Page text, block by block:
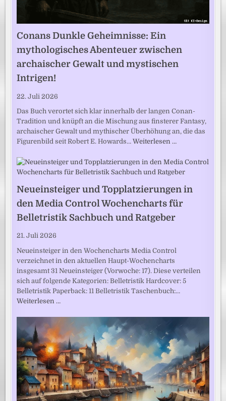
Conans Dunkle Geheimnisse: Ein
mythologisches Abenteuer zwischen
archaischer Gewalt und mystischen
Intrigen!
22. Juli 2026
Das Buch verortet sich klar innerhalb der langen Conan-
Tradition und knüpft an die Mischung aus finsterer Fantasy,
archaischer Gewalt und mythischer Überhöhung an, die das
Figurenbild seit Robert E. Howards…Weiterlesen …
Neueinsteiger und Topplatzierungen in
den Media Control Wochencharts für
Belletristik Sachbuch und Ratgeber
21. Juli 2026
Neueinsteiger in den Wochencharts Media Control
verzeichnet in den aktuellen Haupt-Wochencharts
insgesamt 31 Neueinsteiger (Vorwoche: 17). Diese verteilen
sich auf folgende Kategorien: Belletristik Hardcover: 5
Belletristik Paperback: 11 Belletristik Taschenbuch:…
Weiterlesen …